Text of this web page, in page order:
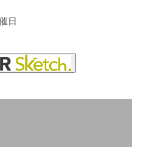
日